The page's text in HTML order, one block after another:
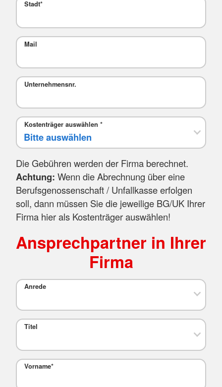
Stadt*
Mail
Unternehmensnr.
Kostenträger auswählen *
Die Gebühren werden der Firma berechnet.
Achtung: Wenn die Abrechnung über eine
Berufsgenossenschaft / Unfallkasse erfolgen
soll, dann müssen Sie die jeweilige BG/UK Ihrer
Firma hier als Kostenträger auswählen!
Ansprechpartner in Ihrer
Firma
Anrede
Titel
Vorname*